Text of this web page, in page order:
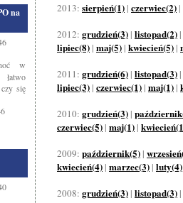
na
w
łatwo
się
2013: sierpień(1) | czerwiec(2) |
2012: grudzień(3) | listopad(2) |
lipiec(8) | maj(5) | kwiecień(5) |
2011: grudzień(6) | listopad(3) |
lipiec(3) | czerwiec(1) | maj(1) |
2010: grudzień(3) |
czerwiec(5) | maj(1) |
2009: październik(5) |
kwiecień(4) | marzec(3) | luty(4)
2008: grudzień(3) | listopad(3) |